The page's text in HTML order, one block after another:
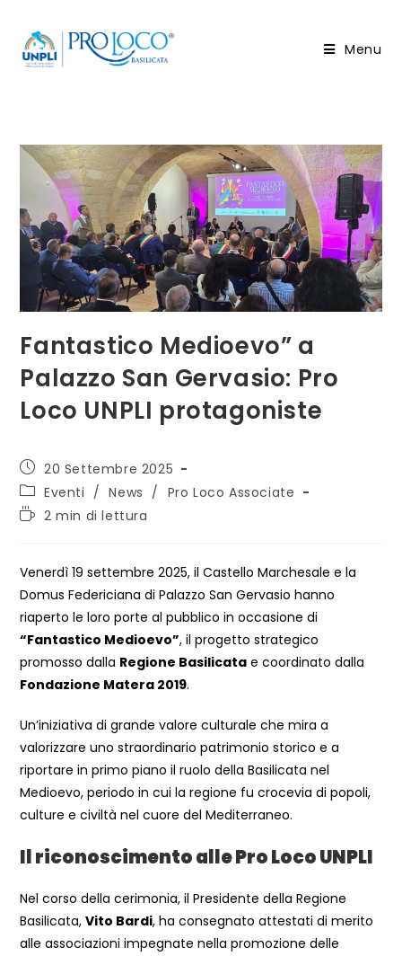
contenuto
Menu
Fantastico Medioevo” a
Palazzo San Gervasio: Pro
Loco UNPLI protagoniste
Articolo
pubblicato:
20 Settembre 2025
Categoria
dell'articolo:
Eventi / News / Pro Loco Associate
Tempo2 min di lettura
Venerdì 19 settembre 2025, il Castello Marchesale e la
Domus Federiciana di Palazzo San Gervasio hanno
riaperto le loro porte al pubblico in occasione di
“Fantastico Medioevo”, il progetto strategico
promosso dalla Regione Basilicata e coordinato dalla
Fondazione Matera 2019.
Un’iniziativa di grande valore culturale che mira a
valorizzare uno straordinario patrimonio storico e a
riportare in primo piano il ruolo della Basilicata nel
Medioevo, periodo in cui la regione fu crocevia di popoli,
culture e civiltà nel cuore del Mediterraneo.
Il riconoscimento alle Pro Loco UNPLI
Nel corso della cerimonia, il Presidente della Regione
Basilicata,Vito Bardi, ha consegnato attestati di merito
alle associazioni impegnate nella promozione delle